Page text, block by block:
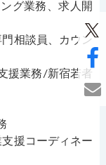
グ業務、求人開
相談員、カウン
援業務/新宿若者
援コーディネー